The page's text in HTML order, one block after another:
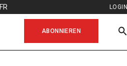
FR LOGIN
ABONNIEREN